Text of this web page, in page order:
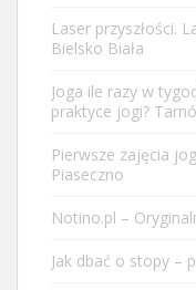
Laser przyszłości.
Bielsko Biała
Joga ile razy w
praktyce jogi?
Pierwsze zajęcia
Piaseczno
Notino.pl –
Jak dbać o stopy –